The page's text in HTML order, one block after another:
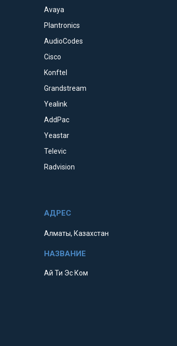
Avaya
Plantronics
AudioCodes
Cisco
Konftel
Grandstream
Yealink
AddPac
Yeastar
Televic
Radvision
Алматы, Казахстан
Ай Ти Эс Ком